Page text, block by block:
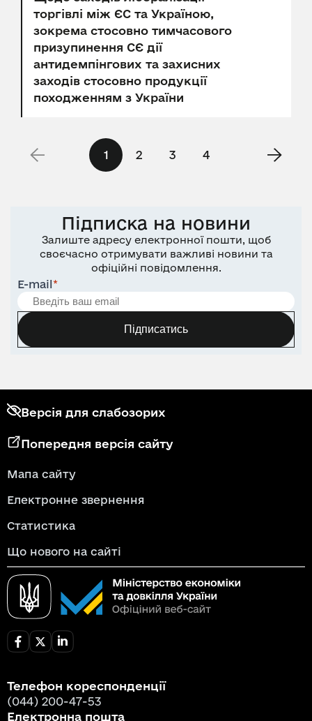
торгівлі між ЄС та Україною,
зокрема стосовно тимчасового
призупинення СЄ дії
антидемпінгових та захисних
заходів стосовно продукції
походженням з України
1 2 3 4
Підписка на новини
Залиште адресу електронної пошти, щоб
своєчасно отримувати важливі новини та
офіційні повідомлення.
E-mail*
Підписатись
Версія для слабозорих
Попередня версія сайту
Мапа сайту
Електронне звернення
Статистика
Що нового на сайті
Телефон кореспонденції
(044) 200-47-53
Електронна пошта